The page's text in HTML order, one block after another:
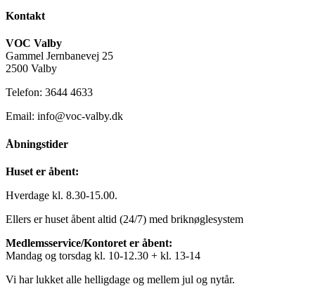
Kontakt
VOC Valby
Gammel Jernbanevej 25
2500 Valby
Telefon: 3644 4633
Email: info@voc-valby.dk
Åbningstider
Huset er åbent:
Hverdage kl. 8.30-15.00.
Ellers er huset åbent altid (24/7) med briknøglesystem
Medlemsservice/Kontoret er åbent:
Mandag og torsdag kl. 10-12.30 + kl. 13-14
Vi har lukket alle helligdage og mellem jul og nytår.